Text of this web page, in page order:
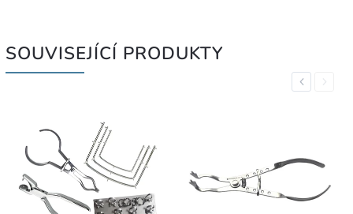
SOUVISEJÍCÍ PRODUKTY
PreviousNext